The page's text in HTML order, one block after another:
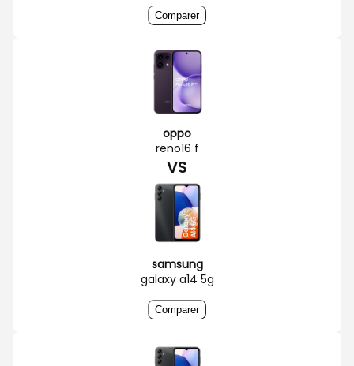
Comparer
oppo
reno16 f
VS
samsung
galaxy a14 5g
Comparer